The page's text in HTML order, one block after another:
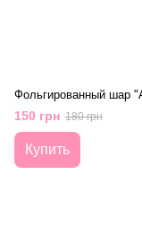
Фольгированный шар
150 грн 180 грн
Купить